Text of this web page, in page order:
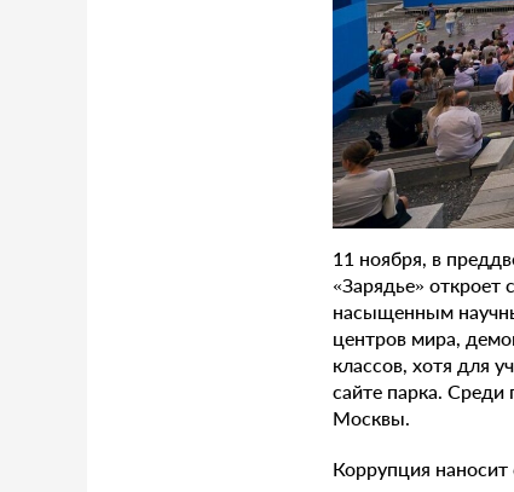
11 ноября, в
«Зарядье» откроет
насыщенным
центров мира,
классов, хотя для
сайте парка. Среди
Москвы.
Коррупция наносит